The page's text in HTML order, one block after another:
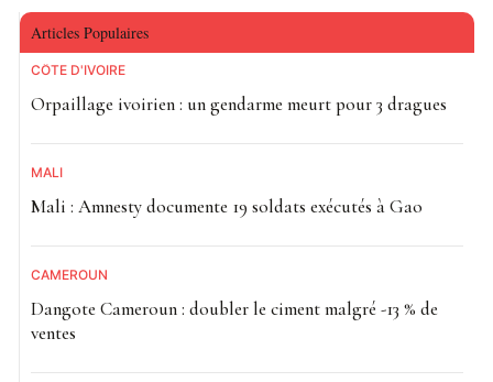
Articles Populaires
CÔTE D'IVOIRE
Orpaillage ivoirien : un gendarme meurt pour 3 dragues
MALI
Mali : Amnesty documente 19 soldats exécutés à Gao
CAMEROUN
Dangote Cameroun : doubler le ciment malgré -13 % de
ventes